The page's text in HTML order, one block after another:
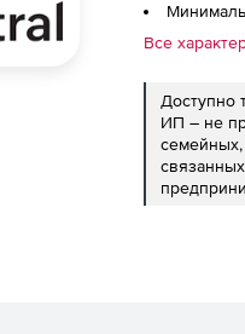
Все
Доступно
ИП – не